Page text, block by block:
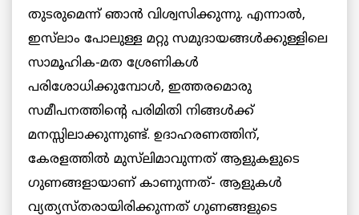
തുടരുമെന്ന് ഞാൻ വിശ്വസിക്കുന്നു. എന്നാൽ,
ഇസ്‌ലാം പോലുള്ള മറ്റു സമുദായങ്ങൾക്കുള്ളിലെ
സാമൂഹിക-മത ശ്രേണികൾ
പരിശോധിക്കുമ്പോൾ, ഇത്തരമൊരു
സമീപനത്തിന്റെ പരിമിതി നിങ്ങൾക്ക്
മനസ്സിലാക്കുന്നുണ്ട്. ഉദാഹരണത്തിന്,
കേരളത്തിൽ മുസ്‌ലിമാവുന്നത് ആളുകളുടെ
ഗുണങ്ങളായാണ് കാണുന്നത്- ആളുകൾ
വ്യത്യസ്തരായിരിക്കുന്നത് ഗുണങ്ങളുടെ